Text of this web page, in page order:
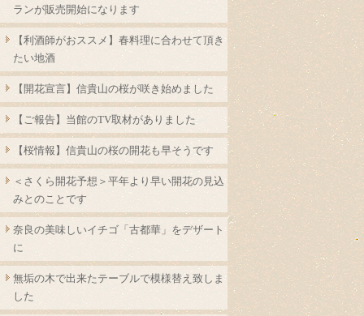
ランが販売開始になります
【利酒師がおススメ】春料理に合わせて頂き
たい地酒
【開花宣言】信貴山の桜が咲き始めました
【ご報告】当館のTV取材がありました
【桜情報】信貴山の桜の開花も早そうです
＜さくら開花予想＞平年より早い開花の見込
みとのことです
奈良の美味しいイチゴ「古都華」をデザート
に
無垢の木で出来たテーブルで模様替え致しま
した